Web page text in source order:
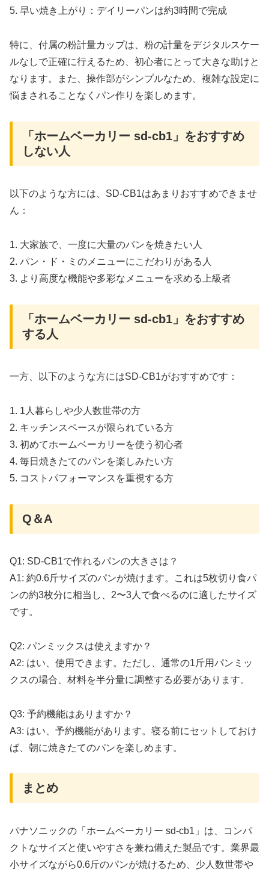
5. 早い焼き上がり：デイリーパンは約3時間で完成
特に、付属の粉計量カップは、粉の計量をデジタルスケー
ルなしで正確に行えるため、初心者にとって大きな助けと
なります。また、操作部がシンプルなため、複雑な設定に
悩まされることなくパン作りを楽しめます。
「ホームベーカリー sd-cb1」をおすすめ
しない人
以下のような方には、SD-CB1はあまりおすすめできませ
ん：
1. 大家族で、一度に大量のパンを焼きたい人
2. パン・ド・ミのメニューにこだわりがある人
3. より高度な機能や多彩なメニューを求める上級者
「ホームベーカリー sd-cb1」をおすすめ
する人
一方、以下のような方にはSD-CB1がおすすめです：
1. 1人暮らしや少人数世帯の方
2. キッチンスペースが限られている方
3. 初めてホームベーカリーを使う初心者
4. 毎日焼きたてのパンを楽しみたい方
5. コストパフォーマンスを重視する方
Q＆A
Q1: SD-CB1で作れるパンの大きさは？
A1: 約0.6斤サイズのパンが焼けます。これは5枚切り食パ
ンの約3枚分に相当し、2〜3人で食べるのに適したサイズ
です。
Q2: パンミックスは使えますか？
A2: はい、使用できます。ただし、通常の1斤用パンミッ
クスの場合、材料を半分量に調整する必要があります。
Q3: 予約機能はありますか？
A3: はい、予約機能があります。寝る前にセットしておけ
ば、朝に焼きたてのパンを楽しめます。
まとめ
パナソニックの「ホームベーカリー sd-cb1」は、コンパ
クトなサイズと使いやすさを兼ね備えた製品です。業界最
小サイズながら0.6斤のパンが焼けるため、少人数世帯や